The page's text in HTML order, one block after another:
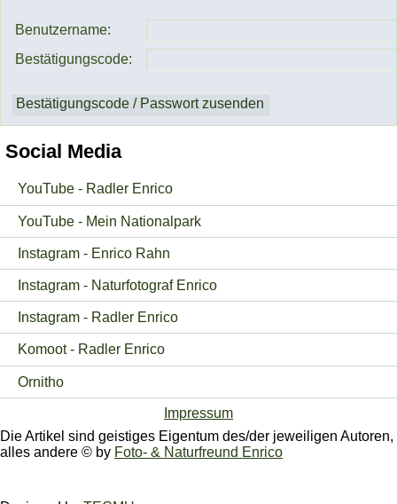
Benutzername:
Bestätigungscode:
Social Media
YouTube - Radler Enrico
YouTube - Mein Nationalpark
Instagram - Enrico Rahn
Instagram - Naturfotograf Enrico
Instagram - Radler Enrico
Komoot - Radler Enrico
Ornitho
Impressum
Die Artikel sind geistiges Eigentum des/der jeweiligen Autoren,
alles andere © by Foto- & Naturfreund Enrico